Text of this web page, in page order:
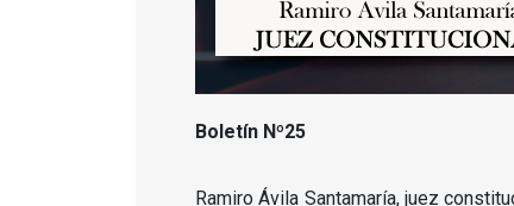
Boletín Nº25
Ramiro Ávila Santamaría, juez